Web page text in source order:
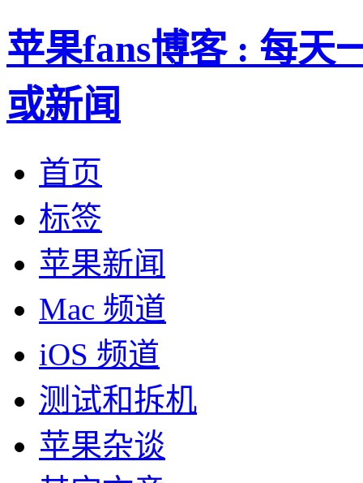
苹果fans博客 : 每天
或新闻
首页
标签
苹果新闻
Mac 频道
iOS 频道
测试和拆机
苹果杂谈